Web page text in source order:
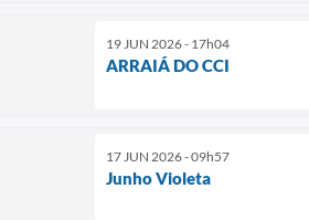
19 JUN 2026 - 17h04
ARRAIÁ DO CCI
17 JUN 2026 - 09h57
Junho Violeta